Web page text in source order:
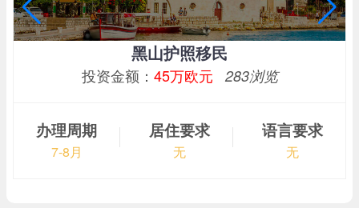
黑山护照移民
投资金额： 45万欧元 283浏览
办理周期
7-8月
居住要求
无
语言要求
无